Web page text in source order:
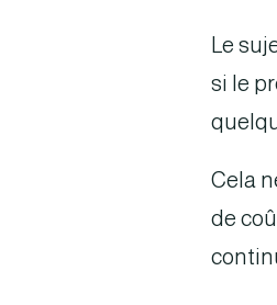
Le
si le
Cela
de